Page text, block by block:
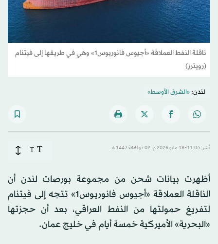
ناقلة النفط العملاقة «أجيوس فانوريوس1» وهي في طريقها إلى فيتنام
(رويترز)
لندن:«الشرق الأوسط»
نُشر: 11:03-18 مايو 2026 م ـ 02 ذو الحِجّة 1447 هـ T
T
أظهرت بيانات شحن من مجموعة بورصات لندن أن
الناقلة العملاقة «أجيوس فانوريوس1» تتجه إلى فيتنام
لتفريغ حمولتها من النفط العراقي، بعد أن حجزتها
«البحرية» الأميركية خمسة أيام في خليج عمان.